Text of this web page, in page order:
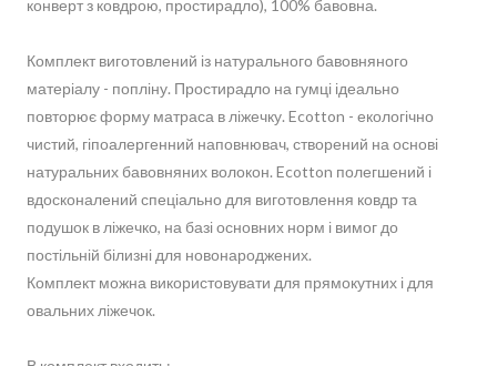
конверт з ковдрою, простирадло), 100% бавовна.
Комплект виготовлений із натурального бавовняного
матеріалу - попліну. Простирадло на гумці ідеально
повторює форму матраса в ліжечку. Ecotton - екологічно
чистий, гіпоалергенний наповнювач, створений на основі
натуральних бавовняних волокон. Ecotton полегшений і
вдосконалений спеціально для виготовлення ковдр та
подушок в ліжечко, на базі основних норм і вимог до
постільній білизні для новонароджених.
Комплект можна використовувати для прямокутних і для
овальних ліжечок.